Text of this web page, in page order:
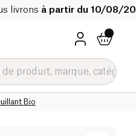
livrons à partir du 10/08/
Bio
et démaquillants